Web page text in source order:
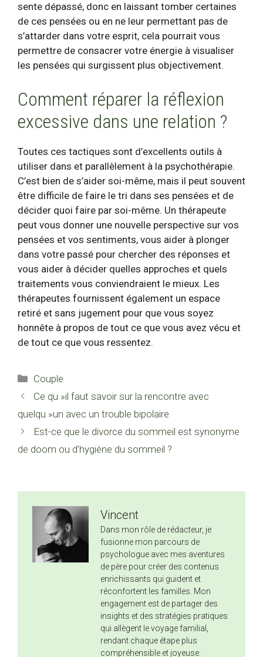
sente dépassé, donc en laissant tomber certaines
de ces pensées ou en ne leur permettant pas de
s’attarder dans votre esprit, cela pourrait vous
permettre de consacrer votre énergie à visualiser
les pensées qui surgissent plus objectivement.
Comment réparer la réflexion
excessive dans une relation ?
Toutes ces tactiques sont d’excellents outils à
utiliser dans et parallèlement à la psychothérapie.
C’est bien de s’aider soi-même, mais il peut souvent
être difficile de faire le tri dans ses pensées et de
décider quoi faire par soi-même. Un thérapeute
peut vous donner une nouvelle perspective sur vos
pensées et vos sentiments, vous aider à plonger
dans votre passé pour chercher des réponses et
vous aider à décider quelles approches et quels
traitements vous conviendraient le mieux. Les
thérapeutes fournissent également un espace
retiré et sans jugement pour que vous soyez
honnête à propos de tout ce que vous avez vécu et
de tout ce que vous ressentez.
Catégories
Couple
Ce qu »il faut savoir sur la rencontre avec
quelqu »un avec un trouble bipolaire
Est-ce que le divorce du sommeil est synonyme
de doom ou d’hygiène du sommeil ?
Vincent
Dans mon rôle de rédacteur, je
fusionne mon parcours de
psychologue avec mes aventures
de père pour créer des contenus
enrichissants qui guident et
réconfortent les familles. Mon
engagement est de partager des
insights et des stratégies pratiques
qui allègent le voyage familial,
rendant chaque étape plus
compréhensible et joyeuse.